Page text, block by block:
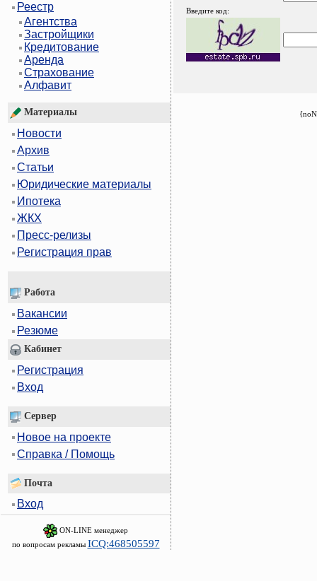
Реестр
Агентства
Застройщики
Кредитование
Аренда
Страхование
Алфавит
Материалы
Новости
Архив
Статьи
Юридические материалы
Ипотека
ЖКХ
Пресс-релизы
Регистрация прав
Работа
Вакансии
Резюме
Кабинет
Регистрация
Вход
Сервер
Новое на проекте
Справка / Помощь
Почта
Вход
ON-LINE менеджер
по вопросам рекламы ICQ:468505597
Введите код: